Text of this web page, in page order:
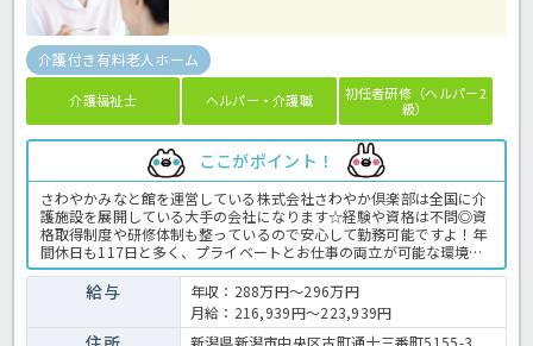
介護付き有料老人ホーム
介護福祉士 ヘルパー・介護職
初任者研修（ヘルパー2
級）
ここがポイント！
さわやかみなと館を運営している株式会社さわやか倶楽部は全国に介
護施設を展開している大手の会社になります☆経験や資格は不問◎資
格取得制度や研修体制も整っているので安心して勤務可能ですよ！年
間休日も117日と多く、プライベートとお仕事の両立が可能な環境に
なります☆定年が65歳で長く勤務することも可能で、65歳以降も条件
面は変わらずに働けるので安心の職場です〇求人が気になる方は是非
ほっ介護までお問い合わせください！有料老人ホームでの介護業務全
般です。＜介護職 正職員 有料老人ホームの求人＞
給与
年収：288万円～296万円
月給：216,939円～223,939円
新潟県新潟市中央区古町通十三番町5155-3